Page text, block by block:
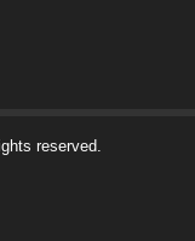
reserved.